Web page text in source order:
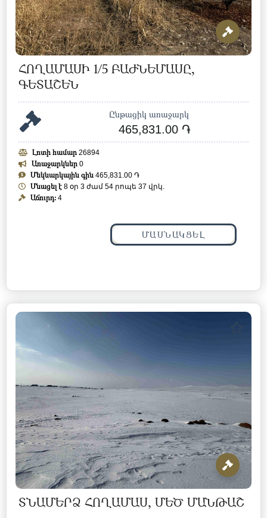
ՀՈՂԱՄԱՍԻ 1/5 ԲԱԺՆԵՄԱՍԸ,
ԳԵՏԱՇԵՆ
Ընթացիկ առաջարկ
465,831.00 ֏
Լոտի համար 26894
Առաջարկներ 0
Մեկնարկային գին 465,831.00 ֏
Մնացել է 8 օր 3 ժամ 54 րոպե 34 վրկ.
Աճուրդ: 4
ՄԱՍՆԱԿՑԵԼ
ՏՆԱՄԵՐՁ ՀՈՂԱՄԱՍ, ՄԵԾ ՄԱՆԹԱՇ